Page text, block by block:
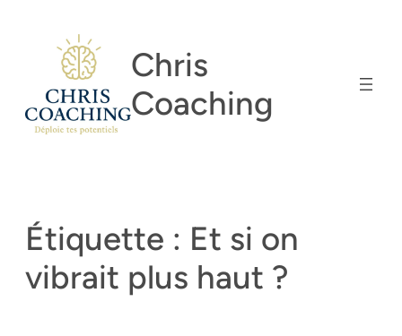
Chris
Coaching
Étiquette : Et si on
vibrait plus haut ?